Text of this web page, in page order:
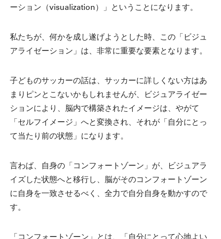
ーション（visualization）」ということになります。
私たちが、何かを成し遂げようとした時、この「ビジュ
アライゼーション」は、非常に重要な要素となります。
子どものサッカーの話は、サッカーに詳しくない方はあ
まりピンとこないかもしれませんが、ビジュアライゼー
ションにより、脳内で構築されたイメージは、やがて
「セルフイメージ」へと変換され、それが「自分にとっ
て当たり前の状態」になります。
言わば、自身の「コンフォートゾーン」が、ビジュアラ
イズした状態へと移行し、脳がそのコンフォートゾーン
に自身を一致させるべく、全力で自分自身を動かすので
す。